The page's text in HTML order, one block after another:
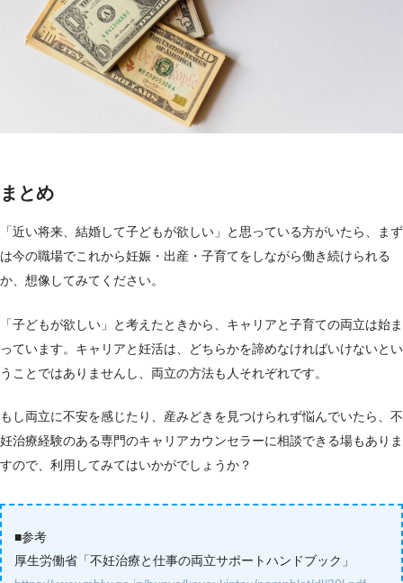
まとめ
「近い将来、結婚して子どもが欲しい」と思っている方がいたら、まず
は今の職場でこれから妊娠・出産・子育てをしながら働き続けられる
か、想像してみてください。
「子どもが欲しい」と考えたときから、キャリアと子育ての両立は始ま
っています。キャリアと妊活は、どちらかを諦めなければいけないとい
うことではありませんし、両立の方法も人それぞれです。
もし両立に不安を感じたり、産みどきを見つけられず悩んでいたら、不
妊治療経験のある専門のキャリアカウンセラーに相談できる場もありま
すので、利用してみてはいかがでしょうか？
■参考
厚生労働省「不妊治療と仕事の両立サポートハンドブック」